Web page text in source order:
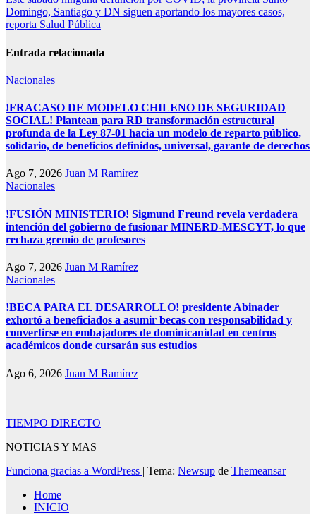
entradas
Domingo, Santiago y DN siguen aportando los mayores casos,
reporta Salud Pública
Entrada relacionada
Nacionales
!FRACASO DE MODELO CHILENO DE SEGURIDAD
SOCIAL! Plantean para RD transformación estructural
profunda de la Ley 87-01 hacia un modelo de reparto público,
solidario, de beneficios definidos, universal, garante de derechos
Ago 7, 2026 Juan M Ramírez
Nacionales
!FUSIÓN MINISTERIO! Sigmund Freund revela verdadera
intención del gobierno de fusionar MINERD-MESCYT, lo que
rechaza gremio de profesores
Ago 7, 2026 Juan M Ramírez
Nacionales
!BECA PARA EL DESARROLLO! presidente Abinader
exhortó a beneficiados a asumir becas con responsabilidad y
convertirse en embajadores de dominicanidad en centros
académicos donde cursarán sus estudios
Ago 6, 2026 Juan M Ramírez
TIEMPO DIRECTO
NOTICIAS Y MAS
Funciona gracias a WordPress | Tema: Newsup de Themeansar
Home
INICIO